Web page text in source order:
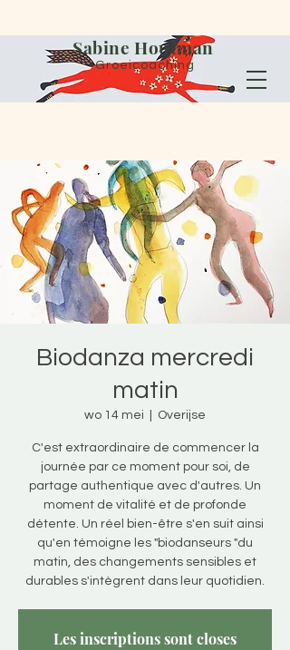
Sabine Houtman
Groeicoaching
Biodanza mercredi
matin
wo 14 mei Overijse
C'est extraordinaire de commencer la
journée par ce moment pour soi, de
partage authentique avec d'autres. Un
moment de vitalité et de profonde
détente. Un réel bien-être s'en suit ainsi
qu'en témoigne les "biodanseurs "du
matin, des changements sensibles et
durables s'intègrent dans leur quotidien.
Les inscriptions sont closes